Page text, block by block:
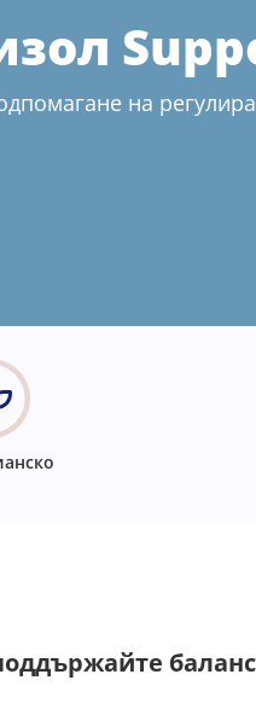
на